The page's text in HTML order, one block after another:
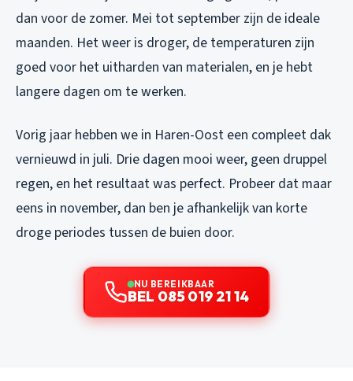
dan voor de zomer. Mei tot september zijn de ideale
maanden. Het weer is droger, de temperaturen zijn
goed voor het uitharden van materialen, en je hebt
langere dagen om te werken.
Vorig jaar hebben we in Haren-Oost een compleet dak
vernieuwd in juli. Drie dagen mooi weer, geen druppel
regen, en het resultaat was perfect. Probeer dat maar
eens in november, dan ben je afhankelijk van korte
droge periodes tussen de buien door.
NU BEREIKBAAR
BEL 085 019 21 14